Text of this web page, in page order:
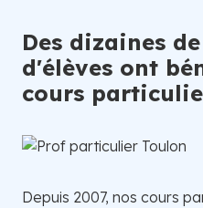
Des dizaines
d'élèves ont
cours
Depuis 2007, nos cours